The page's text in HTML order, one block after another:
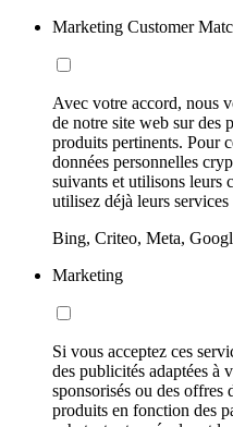
Marketing Customer
Avec votre accord, nous
de notre site web sur des
produits pertinents. Pour
données personnelles
suivants et utilisons leurs
utilisez déjà leurs services
Bing, Criteo, Meta,
Marketing
Si vous acceptez ces
des publicités adaptées à
sponsorisés ou des offres
produits en fonction des